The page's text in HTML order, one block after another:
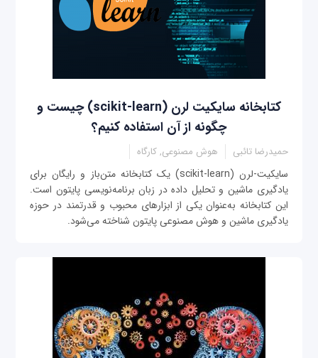
کتابخانه سایکیت لرن (scikit-learn) چیست و
چگونه از آن استفاده کنیم؟
حمیدرضا تائبی هوش مصنوعی, کارگاه
سایکیت-لرن (scikit-learn) یک کتابخانه متن‌باز و رایگان برای
یادگیری ماشین و تحلیل داده در زبان برنامه‌نویسی پایتون است.
این کتابخانه به‌عنوان یکی از ابزارهای محبوب و قدرتمند در حوزه
یادگیری ماشین و هوش مصنوعی پایتون شناخته می‌شود.